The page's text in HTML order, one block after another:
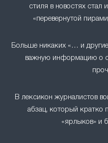
стиля в новостях стал
«перевернутой
Больше никаких «… и
важную информацию о
В лексикон журналистов
абзац, который кратко
«ярлыков» и